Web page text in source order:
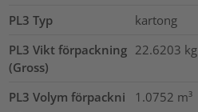
PL3 Typ
kartong
PL3 Vikt förpackning
(Gross)
22.6203 kg
PL3 Volym förpackni
1.0752 m³